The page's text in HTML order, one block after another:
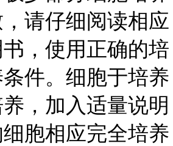
请仔细阅读相应
，使用正确的培
件。细胞于培养
，加入适量说明
胞相应完全培养